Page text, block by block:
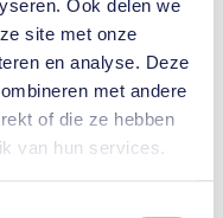
Ook delen we
site met onze
en analyse. Deze
met andere
of die ze hebben
van hun services.